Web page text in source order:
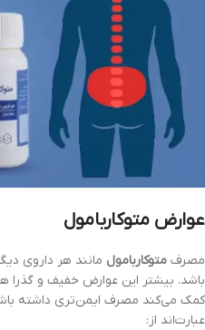
عوارض متوکاربامول
مصرف متوکاربامول مانند هر داروی
باشد. بیشتر این عوارض خفیف و گذرا
کمک می‌کند مصرف ایمن‌تری داشته
عبارت‌اند از: